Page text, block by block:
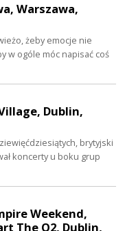
Warszawa,
żeby emocje nie
w ogóle móc napisać coś
Dublin,
brytyjski
koncerty u boku grup
Weekend,
The O2, Dublin,